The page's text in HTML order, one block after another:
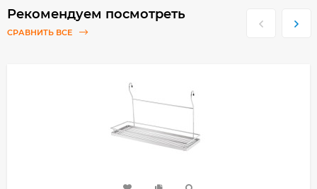
Рекомендуем посмотреть
СРАВНИТЬ ВСЕ